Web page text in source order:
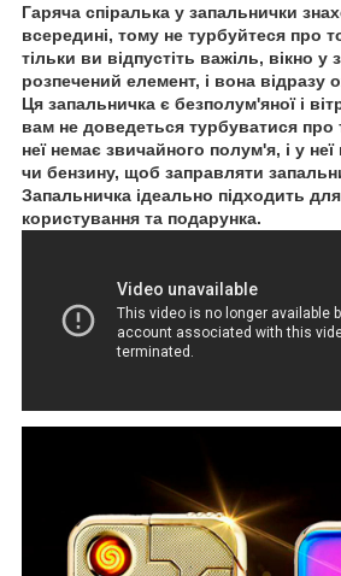
Гаряча спіралька у запальнички
всередині, тому не турбуйтеся про
тільки ви відпустіть важіль, вікно у
розпечений елемент, і вона відразу
Ця запальничка є безполум'яної і
вам не доведеться турбуватися про
неї немає звичайного полум'я, і у неї
чи бензину, щоб заправляти
Запальничка ідеально підходить
користування та подарунка.